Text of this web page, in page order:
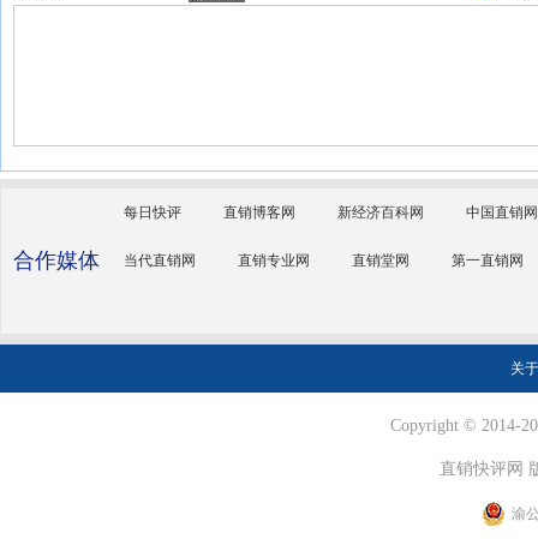
合作媒体
每日快评 直销博客网 新经济百科网 中国直销网
当代直销网 直销专业网 直销堂网 第一直销网
关
Copyright © 2014-
直销快评网
渝